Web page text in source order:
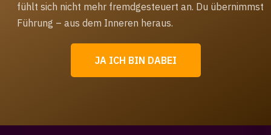
fühlt sich nicht mehr fremdgesteuert an. Du übernimmst
Führung – aus dem Inneren heraus.
JA ICH BIN DABEI